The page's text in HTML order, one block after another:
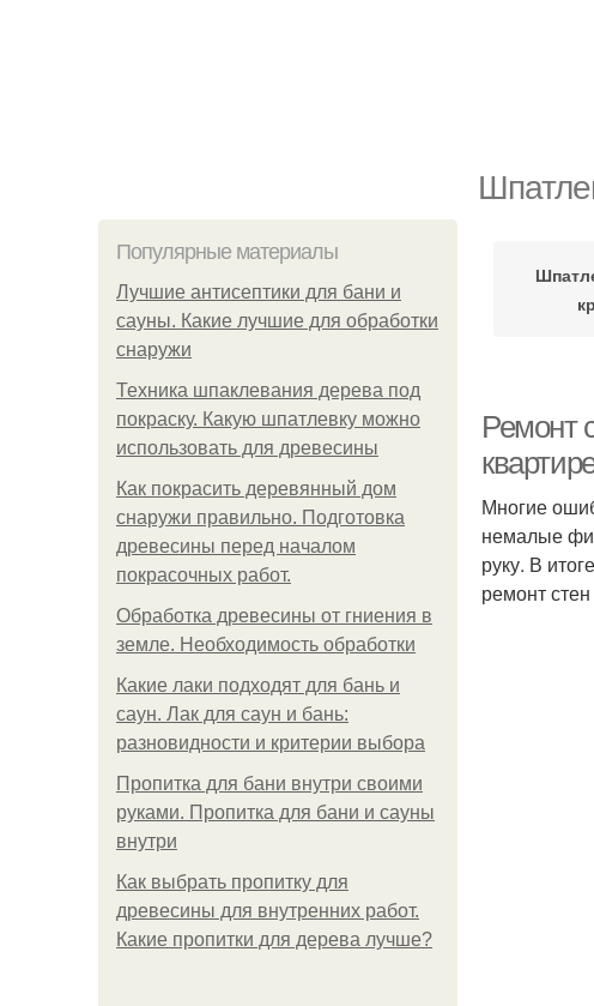
Популярные материалы
Лучшие антисептики для бани и
сауны. Какие лучшие для обработки
снаружи
Техника шпаклевания дерева под
покраску. Какую шпатлевку можно
использовать для древесины
Как покрасить деревянный дом
снаружи правильно. Подготовка
древесины перед началом
покрасочных работ.
Обработка древесины от гниения в
земле. Необходимость обработки
Какие лаки подходят для бань и
саун. Лак для саун и бань:
разновидности и критерии выбора
Пропитка для бани внутри своими
руками. Пропитка для бани и сауны
внутри
Как выбрать пропитку для
древесины для внутренних работ.
Какие пропитки для дерева лучше?
Ремонт
Многие
немалые
руку. В
ремонт